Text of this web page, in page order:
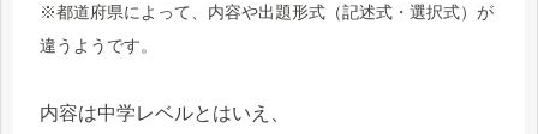
※都道府県によって 内容や出題形式 （記述式 ・ 選択式） が
違うよう です。
内容は中学レベルとはいえ、